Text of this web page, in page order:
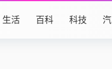
生活 百科 科技